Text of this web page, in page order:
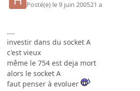
Posté(e) le 9 juin 200521 a
....
investir dans du socket A
c'est vieux
même le 754 est deja mort
alors le socket A
faut penser à evoluer